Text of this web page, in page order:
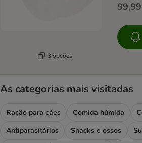
3 opções
As categorias mais visitadas
Ração para cães Comida húmida
Antiparasitários
Snacks e ossos